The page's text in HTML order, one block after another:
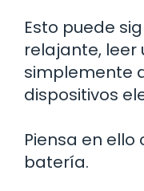
Esto puede
relajante, leer
simplemente
dispositivos
Piensa en
batería.